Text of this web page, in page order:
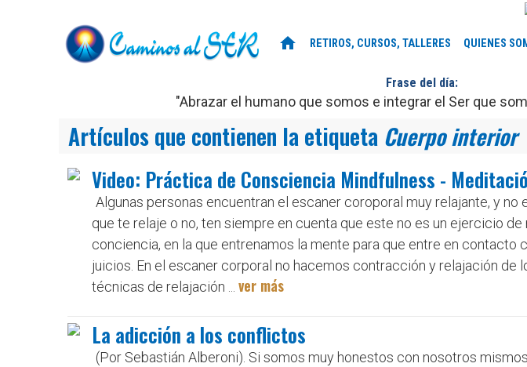
home RETIROS, CURSOS, TALLERES QUIENES
Frase del día:
"Abrazar el humano que somos e integrar el Ser que
Artículos que contienen la etiqueta Cuerpo interior
Video: Práctica de Consciencia Mindfulness -
Algunas personas encuentran el escaner coroporal muy relajante, y no
que te relaje o no, ten siempre en cuenta que este no es un ejercicio
conciencia, en la que entrenamos la mente para que entre en contacto
juicios. En el escaner corporal no hacemos contracción y relajación de
técnicas de relajación ... ver más
La adicción a los conflictos
(Por Sebastián Alberoni). Si somos muy honestos con nosotros